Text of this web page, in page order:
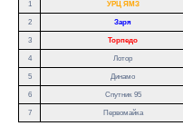
1
УРЦ ЯМЗ
2
Заря
3
Торпедо
4
Лотор
5
Динамо
6
Спутник 95
7
Первомайка